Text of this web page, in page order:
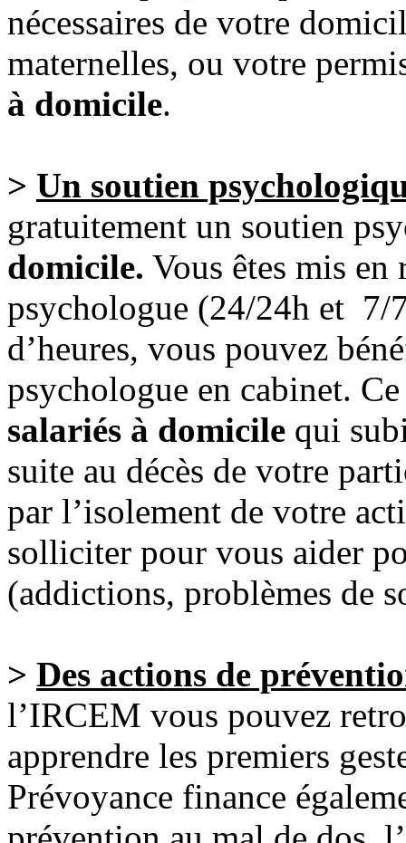
nécessaires de votre
maternelles, ou votre
à domicile.
> Un soutien
gratuitement un soutien
domicile. Vous êtes mis
psychologue (24/24h et 7/
d’heures, vous pouvez
psychologue en cabinet.
salariés à domicile qui
suite au décès de votre
par l’isolement de votre
solliciter pour vous aider
(addictions, problèmes de
> Des actions de
l’IRCEM vous pouvez
apprendre les premiers
Prévoyance finance